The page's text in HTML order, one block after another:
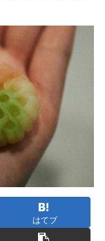
はてブ